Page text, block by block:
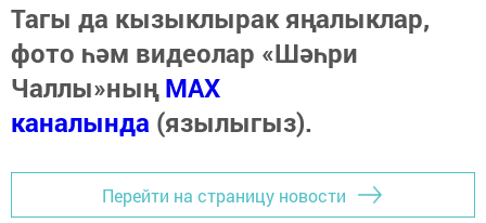
Тагы да кызыклырак яңалыклар,
фото һәм видеолар «Шәһри
Чаллы»ныңMAX
каналында (язылыгыз).
Перейти на страницу новости